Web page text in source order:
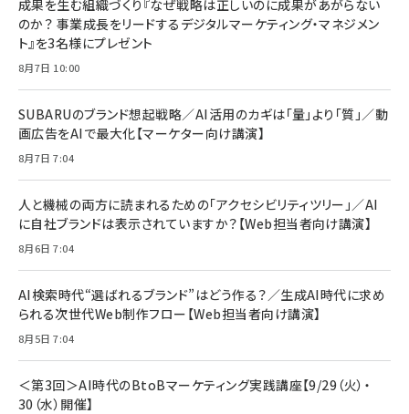
￥1,100
anan(アンアン)2026/07/08号 No.2502[2026
￥880
ママ投資家が育休中に１億貯めた株式投資
組織の成果を最大化する ルールのデザイン
￥1,980
Amazonランキングをもっと見る
2枚セット DSP25F1698
￥1,599
￥6,980
全ワイヤレスイヤホン/アクティブノイズキャンセリ
技術基準適合】ブラック
￥5,990
ケーブル Anker絡まないケーブル 240W 結束バン
ド付き USB PD対応 シリコン素材採用 iPhone
17 / 16 / 15 / Galaxy iPad Pro MacBook
Pro/Air 各種対応 (1.8m ミッドナイトブラック)
￥1,890
￥5,000
Anker PowerLine III Flow USB-C & USB-C
Pro/Air 各種対応 (1.8m ミッドナイトブラック)
￥1,890
サッポロ 生ビール 黒ラベル 350ml 缶 24本 ビー
ル ケース買い【6/30応募〆切! 黒ラベルビヤセラー
￥4,857
成果を生む組織づくり『なぜ戦略は正しいのに成果があがらない
のか？ 事業成長をリードするデジタルマーケティング・マネジメン
ト』を3名様にプレゼント
8月7日 10:00
SUBARUのブランド想起戦略／AI活用のカギは「量」より「質」／動
画広告をAIで最大化【マーケター向け講演】
8月7日 7:04
人と機械の両方に読まれるための「アクセシビリティツリー」／AI
に自社ブランドは表示されていますか？【Web担当者向け講演】
8月6日 7:04
AI検索時代“選ばれるブランド”はどう作る？／生成AI時代に求め
られる次世代Web制作フロー【Web担当者向け講演】
8月5日 7:04
＜第3回＞AI時代のBtoBマーケティング実践講座【9/29（火）・
30（水）開催】